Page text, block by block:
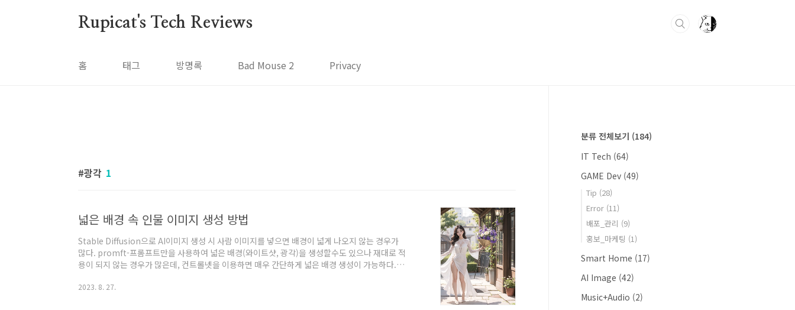
Rupicat's Tech Reviews
홈 태그 방명록 Bad Mouse 2 Privacy
광각 1
넓은 배경 속 인물 이미지 생성 방법
Stable Diffusion으로 AI이미지 생성 시 사람 이미지를 넣으면 배경이 넓게 나오지 않는 경우가
많다. promft-프롬프트만을 사용하여 넓은 배경(와이트샷, 광각)을 생성할수도 있으나 재대로 적
용이 되지 않는 경우가 많은데, 컨트롤넷을 이용하면 매우 간단하게 넓은 배경 생성이 가능하다.
OpenPose 익스텐션 또는 Posex 익스텐션을 이용하여 뼈대 이미지를 쉽게 만들거나 기존에 존
2023. 8. 27.
분류 전체보기 (184)
IT Tech (64)
GAME Dev (49)
Tip (28)
Error (11)
배포_관리 (9)
홍보_마케팅 (1)
Smart Home (17)
AI Image (42)
Music+Audio (2)